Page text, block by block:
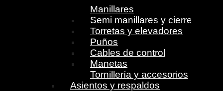
Manillares
Semi manillares y cierres
Torretas y elevadores
Puños
Cables de control
Manetas
Tornillería y accesorios
Asientos y respaldos